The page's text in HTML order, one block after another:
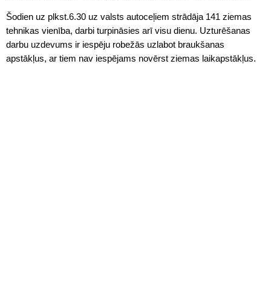
Šodien uz plkst.6.30 uz valsts autoceļiem strādāja 141 ziemas
tehnikas vienība, darbi turpināsies arī visu dienu. Uzturēšanas
darbu uzdevums ir iespēju robežās uzlabot braukšanas
apstākļus, ar tiem nav iespējams novērst ziemas laikapstākļus.